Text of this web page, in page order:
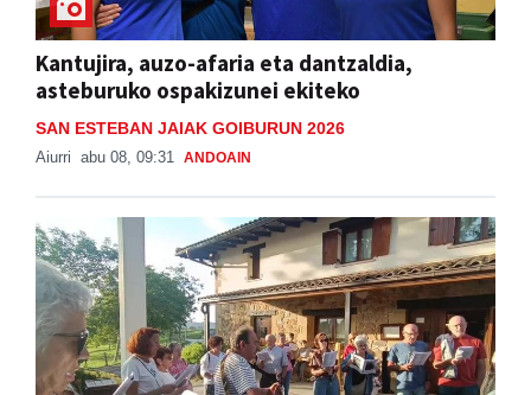
Kantujira, auzo-afaria eta dantzaldia,
asteburuko ospakizunei ekiteko
SAN ESTEBAN JAIAK GOIBURUN 2026
Aiurri abu 08, 09:31 ANDOAIN